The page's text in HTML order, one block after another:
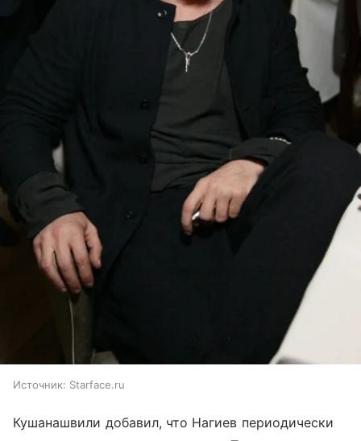
Источник: Starface.ru
Кушанашвили добавил, что Нагиев периодически